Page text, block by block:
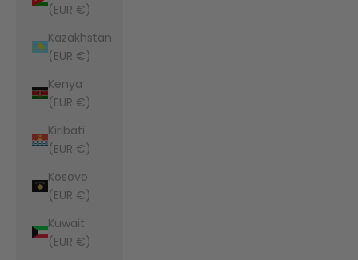
(EUR €)
Kazakhstan
(EUR €)
Kenya
(EUR €)
Kiribati
(EUR €)
Kosovo
(EUR €)
Kuwait
(EUR €)